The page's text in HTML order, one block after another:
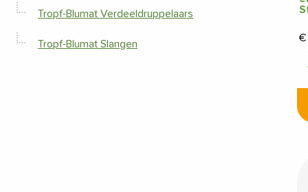
Tropf-Blumat Verdeeldruppelaars
Tropf-Blumat Slangen
€